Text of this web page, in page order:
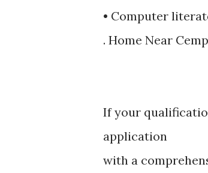
• Computer
. Home Near
If your
application
with a